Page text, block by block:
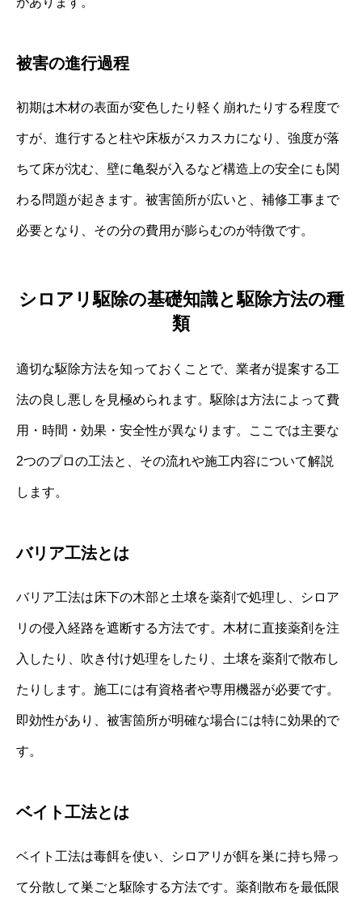
被害の進行過程
初期は木材の表面が変色したり軽く崩れたりする程度で
すが、進行すると柱や床板がスカスカになり、強度が落
ちて床が沈む、壁に亀裂が入るなど構造上の安全にも関
わる問題が起きます。被害箇所が広いと、補修工事まで
必要となり、その分の費用が膨らむのが特徴です。
シロアリ駆除の基礎知識と駆除方法の種
類
適切な駆除方法を知っておくことで、業者が提案する工
法の良し悪しを見極められます。駆除は方法によって費
用・時間・効果・安全性が異なります。ここでは主要な
2つのプロの工法と、その流れや施工内容について解説
します。
バリア工法とは
バリア工法は床下の木部と土壌を薬剤で処理し、シロア
リの侵入経路を遮断する方法です。木材に直接薬剤を注
入したり、吹き付け処理をしたり、土壌を薬剤で散布し
たりします。施工には有資格者や専用機器が必要です。
即効性があり、被害箇所が明確な場合には特に効果的で
す。
ベイト工法とは
ベイト工法は毒餌を使い、シロアリが餌を巣に持ち帰っ
て分散して巣ごと駆除する方法です。薬剤散布を最低限